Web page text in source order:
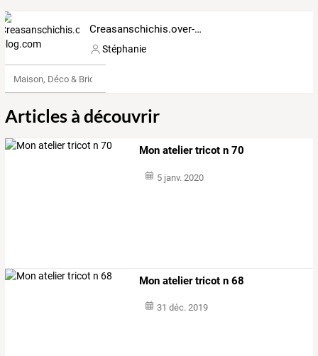
Creasanschichis.over-blog.com
Stéphanie
Maison, Déco & Bricolage
Articles à découvrir
Mon atelier tricot n 70
5 janv. 2020
Mon atelier tricot n 68
31 déc. 2019